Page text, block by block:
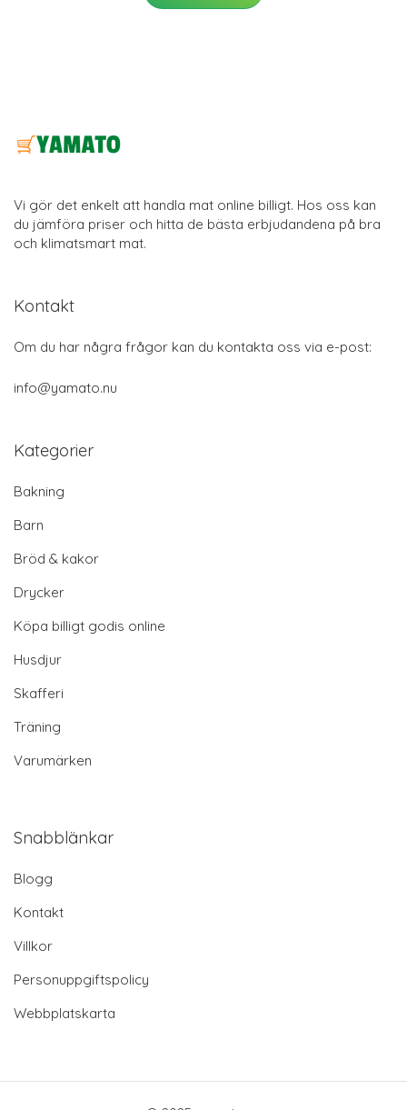
Vi gör det enkelt att handla mat online billigt. Hos oss kan
du jämföra priser och hitta de bästa erbjudandena på bra
och klimatsmart mat.
Kontakt
Om du har några frågor kan du kontakta oss via e-post:
info@yamato.nu
Kategorier
Bakning
Barn
Bröd & kakor
Drycker
Köpa billigt godis online
Husdjur
Skafferi
Träning
Varumärken
Snabblänkar
Blogg
Kontakt
Villkor
Personuppgiftspolicy
Webbplatskarta